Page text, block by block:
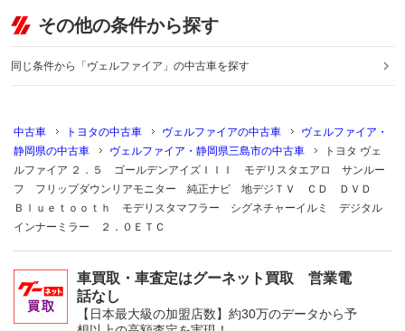
その他の条件から探す
同じ条件から「ヴェルファイア」の中古車を探す
中古車 トヨタの中古車 ヴェルファイアの中古車
ヴェルファイア・
静岡県の中古車
ヴェルファイア・静岡県三島市の中古車
トヨタ ヴェ
ルファイア ２．５ ゴールデンアイズＩＩＩ モデリスタエアロ サンルー
フ フリップダウンリアモニター 純正ナビ 地デジＴＶ ＣＤ ＤＶＤ
Ｂｌｕｅｔｏｏｔｈ モデリスタマフラー シグネチャーイルミ デジタル
インナーミラー ２．０ＥＴＣ
車買取・車査定はグーネット買取 営業電
話なし
【日本最大級の加盟店数】約30万のデータから予